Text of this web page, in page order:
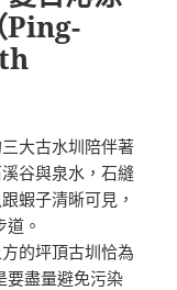
Ping-
大古水圳陪伴著
谷與泉水，石縫
蝦子清晰可見，
。
的坪頂古圳恰為
要盡量避免污染